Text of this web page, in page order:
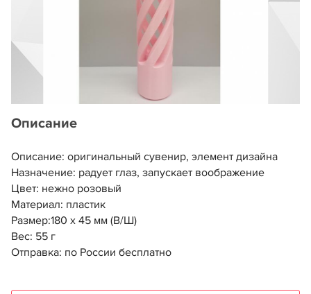
Описание
Описание: оригинальный сувенир, элемент дизайна
Назначение: радует глаз, запускает воображение
Цвет: нежно розовый
Материал: пластик
Размер:180 х 45 мм (В/Ш)
Вес: 55 г
Отправка: по России бесплатно